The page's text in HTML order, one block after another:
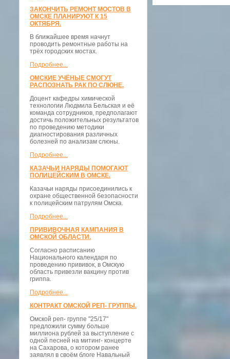
ЗАКОНЧИТЬ РЕМОНТ МОСТОВ В
ОМСКЕ ПЛАНИРУЮТ К 15
ОКТЯБРЯ.
В ближайшее время начнут
проводить ремонтные работы на
трёх городских мостах.
Подробнее...
ОМСКИЕ УЧЁНЫЕ СМОГУТ
РАСПОЗНАТЬ РАК ПО СЛЮНЕ.
Доцент кафедры химической
технологии Людмила Бельская и её
команда сотрудников, предполагают
достичь положительных результатов
по проведению методики
диагностирования различных
болезней по анализам слюны.
Подробнее...
КАЗАЧЬИ НАРЯДЫ ПОМОГАЮТ
ПОЛИЦЕЙСКИМ В ОМСКЕ.
Казачьи наряды присоединились к
охране общественной безопасности
к полицейским патрулям Омска.
Подробнее...
ПРИВИВОЧНАЯ КАМПАНИЯ В
ОМСКОЙ ОБЛАСТИ.
Согласно расписанию
Национального календаря по
проведению прививок, в Омскую
область привезли вакцину против
гриппа.
Подробнее...
КОНТРАКТ ОМСКОЙ РЕП- ГРУППЫ.
Омской реп- группе "25/17"
предложили сумму больше
миллиона рублей за выступление с
одной песней на митинг- концерте
на Сахарова, о котором ранее
заявлял в своём блоге Навальный